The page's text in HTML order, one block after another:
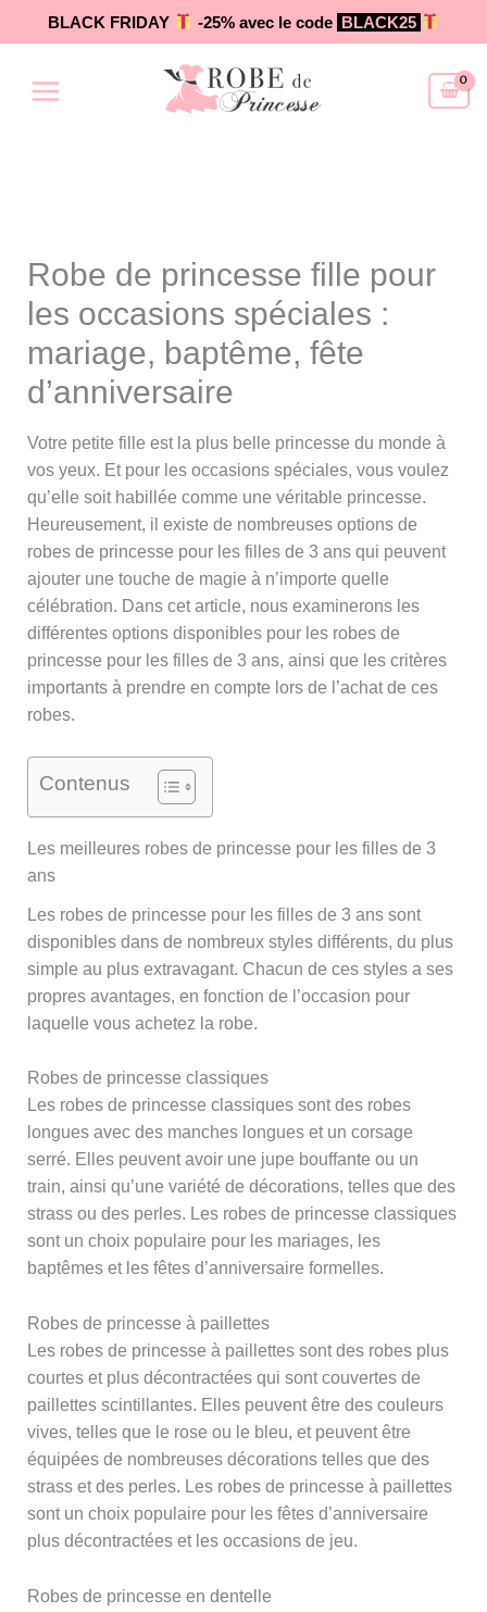
au
BLACK FRIDAY -25% avec le code BLACK25
Robe de princesse fille pour
les occasions spéciales :
mariage, baptême, fête
d’anniversaire
Votre petite fille est la plus belle princesse du monde à
vos yeux. Et pour les occasions spéciales, vous voulez
qu’elle soit habillée comme une véritable princesse.
Heureusement, il existe de nombreuses options de
robes de princesse pour les filles de 3 ans qui peuvent
ajouter une touche de magie à n’importe quelle
célébration. Dans cet article, nous examinerons les
différentes options disponibles pour les robes de
princesse pour les filles de 3 ans, ainsi que les critères
importants à prendre en compte lors de l’achat de ces
robes.
Contenus
Les meilleures robes de princesse pour les filles de 3
ans
Les robes de princesse pour les filles de 3 ans sont
disponibles dans de nombreux styles différents, du plus
simple au plus extravagant. Chacun de ces styles a ses
propres avantages, en fonction de l’occasion pour
laquelle vous achetez la robe.
Robes de princesse classiques
Les robes de princesse classiques sont des robes
longues avec des manches longues et un corsage
serré. Elles peuvent avoir une jupe bouffante ou un
train, ainsi qu’une variété de décorations, telles que des
strass ou des perles. Les robes de princesse classiques
sont un choix populaire pour les mariages, les
baptêmes et les fêtes d’anniversaire formelles.
Robes de princesse à paillettes
Les robes de princesse à paillettes sont des robes plus
courtes et plus décontractées qui sont couvertes de
paillettes scintillantes. Elles peuvent être des couleurs
vives, telles que le rose ou le bleu, et peuvent être
équipées de nombreuses décorations telles que des
strass et des perles. Les robes de princesse à paillettes
sont un choix populaire pour les fêtes d’anniversaire
plus décontractées et les occasions de jeu.
Robes de princesse en dentelle